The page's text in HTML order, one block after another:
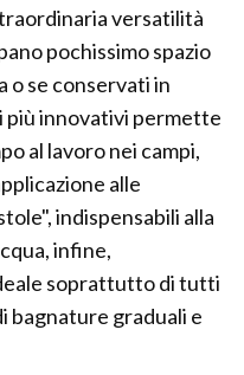
versatilità
pochissimo spazio
o se conservati in
più innovativi permette
al lavoro nei campi,
alle
indispensabili alla
infine,
soprattutto di tutti
bagnature graduali e